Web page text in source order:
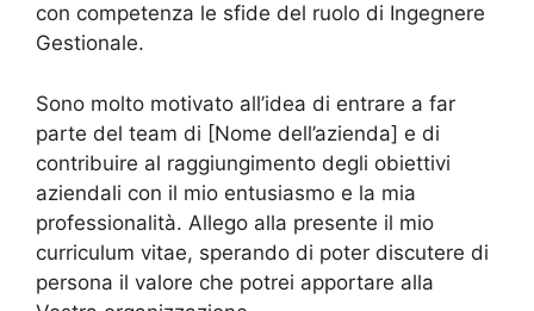
con competenza le sfide del ruolo di Ingegnere
Gestionale.
Sono molto motivato all’idea di entrare a far
parte del team di [Nome dell’azienda] e di
contribuire al raggiungimento degli obiettivi
aziendali con il mio entusiasmo e la mia
professionalità. Allego alla presente il mio
curriculum vitae, sperando di poter discutere di
persona il valore che potrei apportare alla